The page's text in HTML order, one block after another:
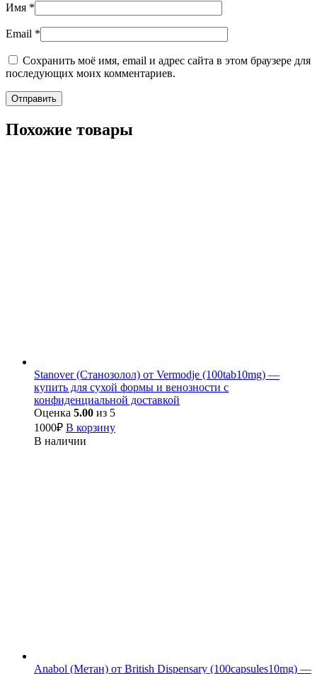
Имя *
Email *
Сохранить моё имя, email и адрес сайта в этом браузере для
последующих моих комментариев.
Похожие товары
Stanover (Станозолол) от Vermodje (100tab10mg) —
купить для сухой формы и венозности с
конфиденциальной доставкой
Оценка 5.00 из 5
1000₽ В корзину
В наличии
Anabol (Метан) от British Dispensary (100capsules10mg) —